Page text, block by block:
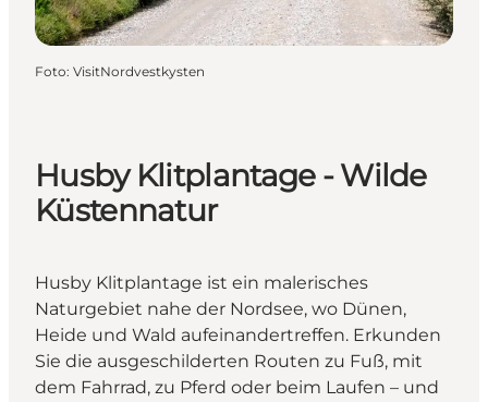
Foto: VisitNordvestkysten
Husby Klitplantage - Wilde
Küstennatur
Husby Klitplantage ist ein malerisches
Naturgebiet nahe der Nordsee, wo Dünen,
Heide und Wald aufeinandertreffen. Erkunden
Sie die ausgeschilderten Routen zu Fuß, mit
dem Fahrrad, zu Pferd oder beim Laufen – und